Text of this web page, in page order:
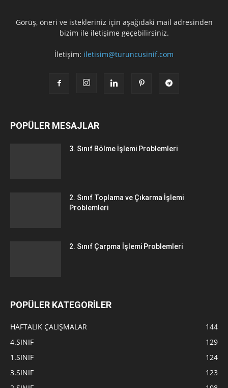
Görüş, öneri ve istekleriniz için aşağıdaki mail adresinden
bizim ile iletişime geçebilirsiniz.
İletişim: iletisim@turuncusinif.com
POPÜLER MESAJLAR
3. Sınıf Bölme İşlemi Problemleri
2. Sınıf Toplama ve Çıkarma İşlemi
Problemleri
2. Sınıf Çarpma İşlemi Problemleri
POPÜLER KATEGORİLER
HAFTALIK ÇALIŞMALAR
144
4.SINIF
129
1.SINIF
124
3.SINIF
123